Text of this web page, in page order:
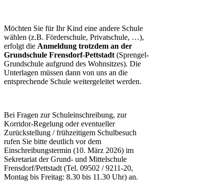
Möchten Sie für Ihr Kind eine andere Schule
wählen (z.B. Förderschule, Privatschule, …),
erfolgt die Anmeldung trotzdem an der
Grundschule Frensdorf-Pettstadt (Sprengel-
Grundschule aufgrund des Wohnsitzes). Die
Unterlagen müssen dann von uns an die
entsprechende Schule weitergeleitet werden.
Bei Fragen zur Schuleinschreibung, zur
Korridor-Regelung oder eventueller
Zurückstellung / frühzeitigem Schulbesuch
rufen Sie bitte deutlich vor dem
Einschreibungstermin (10. März 2026) im
Sekretariat der Grund- und Mittelschule
Frensdorf/Pettstadt (Tel. 09502 / 9211-20,
Montag bis Freitag: 8.30 bis 11.30 Uhr) an.